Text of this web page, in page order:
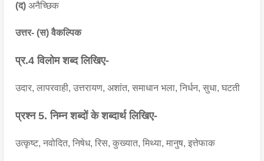
(द) अनैच्छिक
उत्तर- (स) वैकल्पिक
प्र.4 विलोम शब्द लिखिए-
उदार, लापरवाही, उत्तरायण, अशांत, समाधान भला, निर्धन, सुधा, घटती
प्रश्न 5. निम्न शब्दों के शब्दार्थ लिखिए-
उत्कृष्ट, नवोदित, निषेध, रिस, कुख्यात, मिथ्या, मानुष, इत्तेफाक